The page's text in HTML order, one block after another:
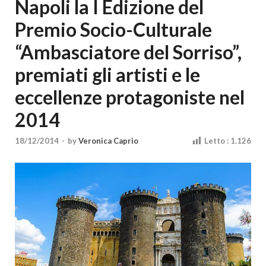
Moda e
Cultura
Napoli la I Edizione del
Premio Socio-Culturale
“Ambasciatore del Sorriso”,
premiati gli artisti e le
eccellenze protagoniste nel
2014
18/12/2014 - byVeronica Caprio Letto : 1.126